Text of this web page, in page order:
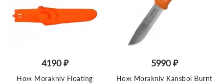
4190 ₽
Нож Morakniv Floating
5990 ₽
Нож Morakniv Kansbol Burnt